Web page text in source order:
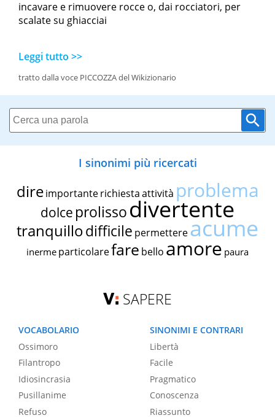
incavare e rimuovere rocce o, dai rocciatori, per
scalate su ghiacciai
Leggi tutto >>
tratto dalla voce PICCOZZA del Wikizionario
I sinonimi più ricercati
dire importante richiestaattività problema
dolce prolissodivertente
tranquillodifficile permettereacume
inerme particolarefare bello amore paura
SAPERE
VOCABOLARIO
Ossimoro
Filantropo
Idiosincrasia
Pusillanime
Refuso
SINONIMI E CONTRARI
Libertà
Facile
Pragmatico
Conoscenza
Riassunto